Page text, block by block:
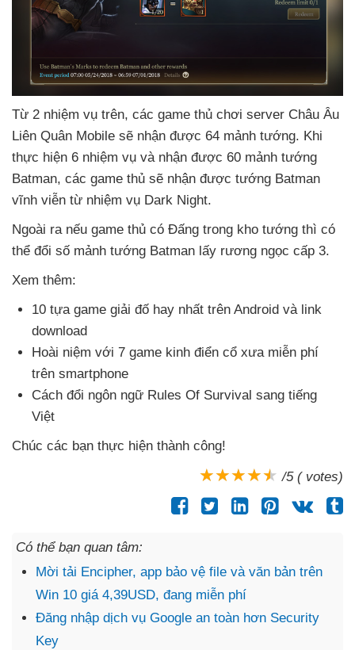
Từ 2 nhiệm vụ trên, các game thủ chơi server Châu Âu
Liên Quân Mobile sẽ nhận được 64 mảnh tướng. Khi
thực hiện 6 nhiệm vụ và nhận được 60 mảnh tướng
Batman, các game thủ sẽ nhận được tướng Batman
vĩnh viễn từ nhiệm vụ Dark Night.
Ngoài ra nếu game thủ có Đấng trong kho tướng thì có
thể đổi số mảnh tướng Batman lấy rương ngọc cấp 3.
Xem thêm:
10 tựa game giải đố hay nhất trên Android và link
download
Hoài niệm với 7 game kinh điển cổ xưa miễn phí
trên smartphone
Cách đổi ngôn ngữ Rules Of Survival sang tiếng
Việt
Chúc các bạn thực hiện thành công!
/5 ( votes)
Có thể bạn quan tâm:
Mời tải Encipher, app bảo vệ file và văn bản trên
Win 10 giá 4,39USD, đang miễn phí
Đăng nhập dịch vụ Google an toàn hơn Security
Key